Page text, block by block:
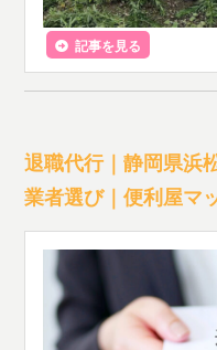
記事を見る
退職代行｜静岡県浜
業者選び｜便利屋マ